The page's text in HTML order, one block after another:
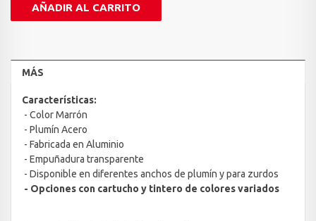
AÑADIR AL CARRITO
MÁS
Características:
- Color Marrón
- Plumín Acero
- Fabricada en Aluminio
- Empuñadura transparente
- Disponible en diferentes anchos de plumín y para zurdos
- Opciones con cartucho y tintero de colores variados